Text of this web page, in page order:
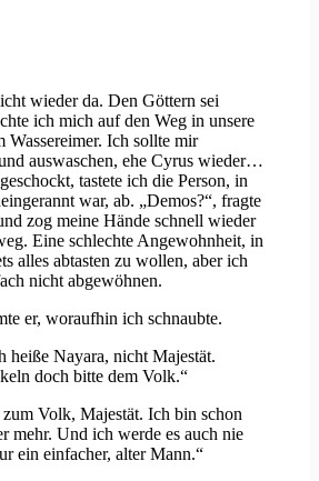
wieder da. Den Göttern sei
ich mich auf den Weg in unsere
Wassereimer. Ich sollte mir
auswaschen, ehe Cyrus wieder…
tastete ich die Person, in
war, ab. „Demos?“, fragte
zog meine Hände schnell wieder
Eine schlechte Angewohnheit, in
alles abtasten zu wollen, aber ich
nicht abgewöhnen.
er, woraufhin ich schnaubte.
heiße Nayara, nicht Majestät.
doch bitte dem Volk.“
Volk, Majestät. Ich bin schon
mehr. Und ich werde es auch nie
ein einfacher, alter Mann.“